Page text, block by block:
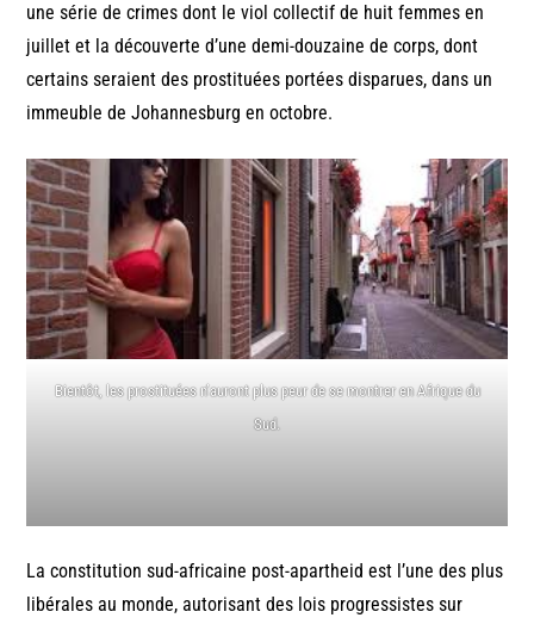
une série de crimes dont le viol collectif de huit femmes en
juillet et la découverte d’une demi-douzaine de corps, dont
certains seraient des prostituées portées disparues, dans un
immeuble de Johannesburg en octobre.
Bientôt, les prostituées n’auront plus peur de se montrer en Afrique du
Sud.
La constitution sud-africaine post-apartheid est l’une des plus
libérales au monde, autorisant des lois progressistes sur